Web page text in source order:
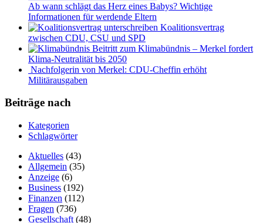
Ab wann schlägt das Herz eines Babys? Wichtige
Informationen für werdende Eltern
Koalitionsvertrag
zwischen CDU, CSU und SPD
Beitritt zum Klimabündnis – Merkel fordert
Klima-Neutralität bis 2050
Nachfolgerin von Merkel: CDU-Cheffin erhöht
Militärausgaben
Beiträge nach
Kategorien
Schlagwörter
Aktuelles (43)
Allgemein (35)
Anzeige (6)
Business (192)
Finanzen (112)
Fragen (736)
Gesellschaft (48)